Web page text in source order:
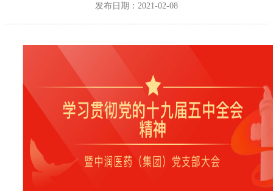
发布日期：2021-02-08